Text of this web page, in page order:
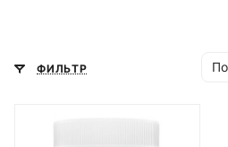
ФИЛЬТР